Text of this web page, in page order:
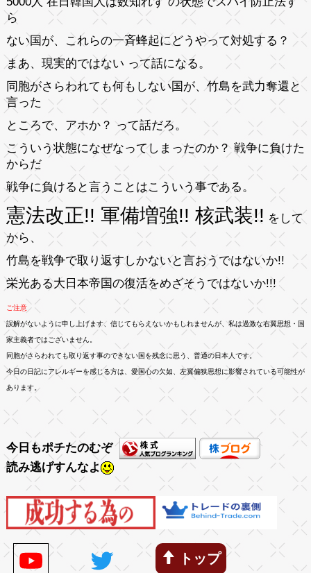
ら
ない国が、これらの一斉蜂起にどうやって対処する？
まあ、現実的ではない って話になる。
同胞がさらわれても何もしない国が、竹島を武力奪還と
言った
ところで、アホか？ って話だろ。
こういう状態になぜなってしまったのか？ 戦争に負けた
からだ
戦争に負けると言うことはこういう事である。
憲法改正!! 軍備増強!! 核武装!! をして
から、
竹島を戦争で取り返すしかないと言おうではないか!!
栄光ある大日本帝国の復活をめざそうではないか!!!
ご注意
誤解がないように申し上げます、信じてもらえないかもしれませんが、私は過激な右翼思想・国
家主義者ではございません。
同胞がさらわれても取り返す事のできない国を残念に思う、普通の日本人です。
今日の日記にアレルギーを感じる方は、愛国心の欠如、左翼偏狭思想に影響されている可能性が
あります。
今日もポチたのむぞ
読み逃げすんなよ
トップ